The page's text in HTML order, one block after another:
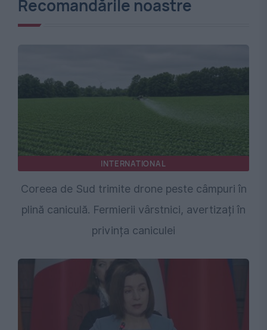
Recomandările noastre
INTERNATIONAL
Coreea de Sud trimite drone peste câmpuri în
plină caniculă. Fermierii vârstnici, avertizați în
privința caniculei